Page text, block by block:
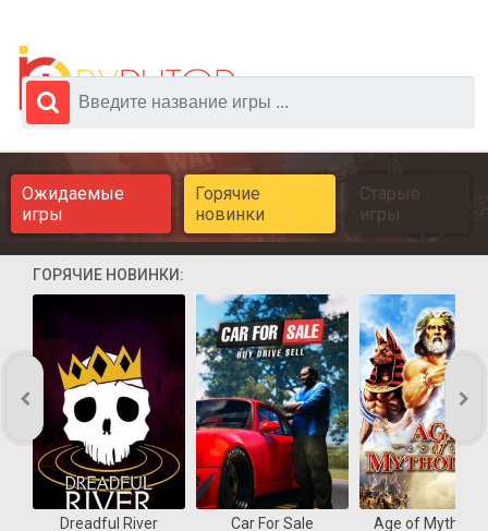
Ожидаемые
игры
Горячие
новинки
Старые
игры
ГОРЯЧИЕ НОВИНКИ:
Dreadful River
Car For Sale
Age of